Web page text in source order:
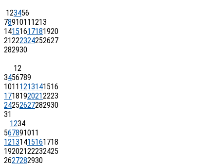
123456
7891011 1213
14151617181920
21222324252627
282930
12
3456789
1011 1213141516
17181920212223
24252627282930
31
1234
567891011
12131415161718
19202122232425
2627282930